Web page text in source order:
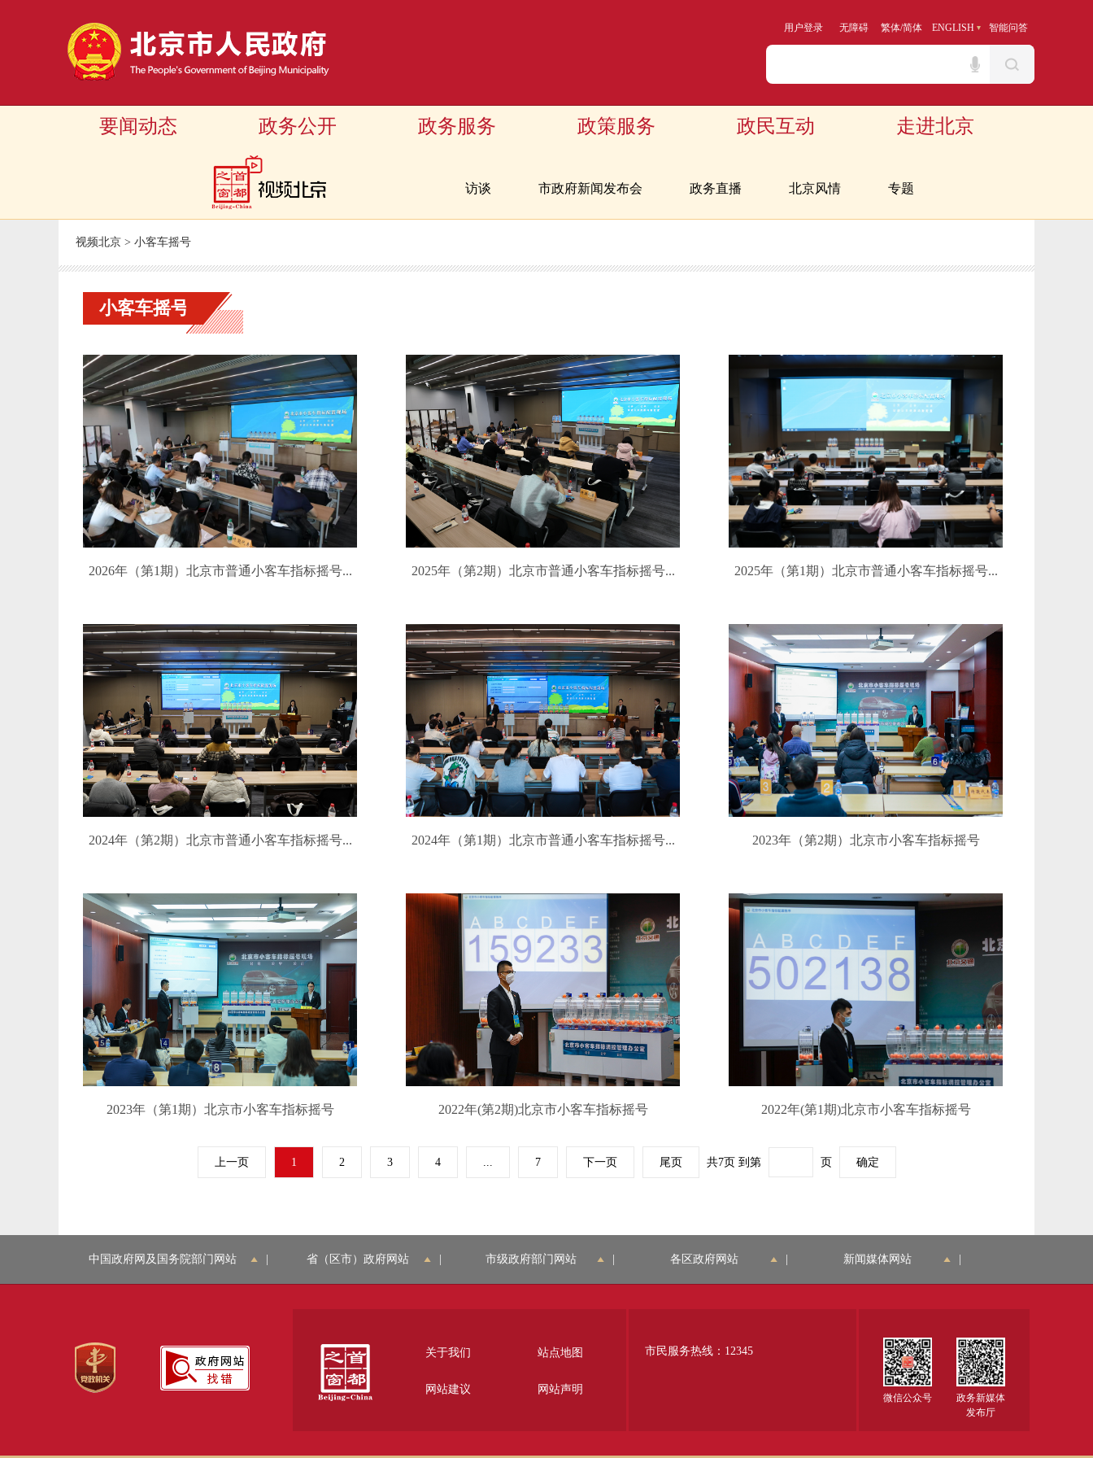
用户登录 无障碍 繁体/简体 ENGLISH 智能问答
要闻动态 政务公开 政务服务 政策服务 政民互动 走进北京
访谈 市政府新闻发布会 政务直播 北京风情 专题
视频北京 > 小客车摇号
小客车摇号
2026年（第1期）北京市普通小客车指标摇号... 2025年（第2期）北京市普通小客车指标摇号... 2025年（第1期）北京市普通小客车指标摇号...
2024年（第2期）北京市普通小客车指标摇号... 2024年（第1期）北京市普通小客车指标摇号... 2023年（第2期）北京市小客车指标摇号
2023年（第1期）北京市小客车指标摇号 2022年(第2期)北京市小客车指标摇号 2022年(第1期)北京市小客车指标摇号
上一页 1 2 3 4 ... 7 下一页 尾页 共7页 到第 页 确定
中国政府网及国务院部门网站 省（区市）政府网站 市级政府部门网站 各区政府网站 新闻媒体网站
关于我们 站点地图
网站建议 网站声明
市民服务热线：12345
微信公众号
政务新媒体
发布厅